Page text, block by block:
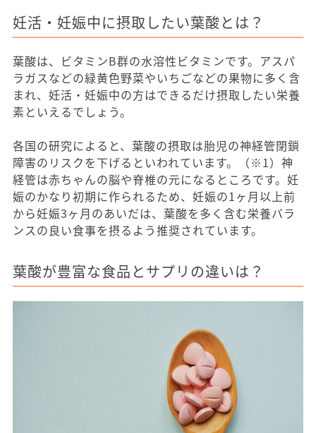
妊活・妊娠中に摂取したい葉酸とは？
葉酸は、ビタミンB群の水溶性ビタミンです。アスパ
ラガスなどの緑黄色野菜やいちごなどの果物に多く含
まれ、妊活・妊娠中の方はできるだけ摂取したい栄養
素といえるでしょう。
各国の研究によると、葉酸の摂取は胎児の神経管閉鎖
障害のリスクを下げるといわれています。（※1）神
経管は赤ちゃんの脳や脊椎の元になるところです。妊
娠のかなり初期に作られるため、妊娠の1ヶ月以上前
から妊娠3ヶ月のあいだは、葉酸を多く含む栄養バラ
ンスの良い食事を摂るよう推奨されています。
葉酸が豊富な食品とサプリの違いは？